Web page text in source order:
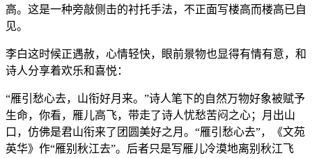
高。这是一种旁敲侧击的衬托手法，不正面写楼高而楼高已自
见。
李白这时候正遇赦，心情轻快，眼前景物也显得有情有意，和
诗人分享着欢乐和喜悦：
“雁引愁心去，山衔好月来。”诗人笔下的自然万物好象被赋予
生命，你看，雁儿高飞，带走了诗人忧愁苦闷之心；月出山
口，仿佛是君山衔来了团圆美好之月。“雁引愁心去”，《文苑
英华》作“雁别秋江去”。后者只是写雁儿冷漠地离别秋江飞